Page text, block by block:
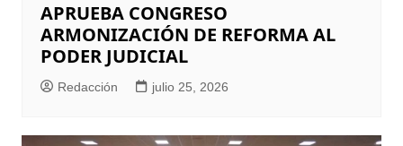
APRUEBA CONGRESO
ARMONIZACIÓN DE REFORMA AL
PODER JUDICIAL
Redacción julio 25, 2026